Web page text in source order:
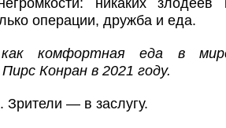
никаких злодеев
операции, дружба и еда.
комфортная еда в
Конран в 2021 году.
Зрители — в заслугу.